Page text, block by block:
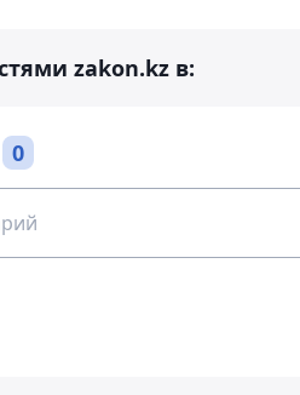
zakon.kz в:
0